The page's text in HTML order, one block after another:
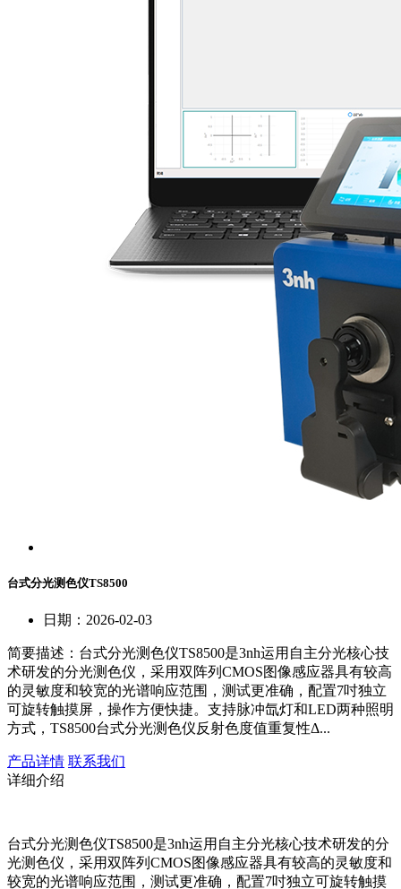
台式分光测色仪TS8500
日期：2026-02-03
简要描述： 台式分光测色仪TS8500是3nh运用自主分光核心技
术研发的分光测色仪，采用双阵列CMOS图像感应器具有较高
的灵敏度和较宽的光谱响应范围，测试更准确，配置7吋独立
可旋转触摸屏，操作方便快捷。支持脉冲氙灯和LED两种照明
方式，TS8500台式分光测色仪反射色度值重复性Δ...
产品详情 联系我们
详细介绍
台式分光测色仪TS8500是3nh运用自主分光核心技术研发的分
光测色仪，采用双阵列CMOS图像感应器具有较高的灵敏度和
较宽的光谱响应范围，测试更准确，配置7吋独立可旋转触摸